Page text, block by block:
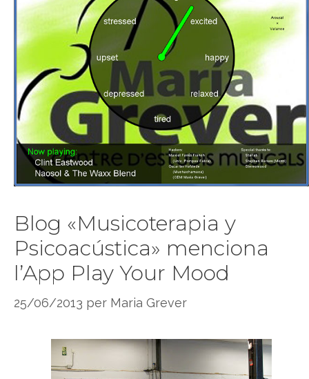
Blog «Musicoterapia y
Psicoacústica» menciona
l’App Play Your Mood
25/06/2013 per Maria Grever